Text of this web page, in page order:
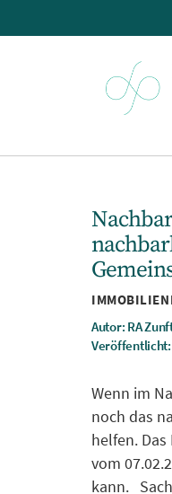
Zunft
Autor: RA
Wenn im
noch das
helfen.
vom
kann.